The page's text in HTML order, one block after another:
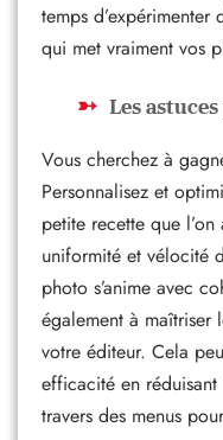
temps
qui met vraiment vos
Les
Vous cherchez à
Personnalisez et
petite recette que
uniformité et vélocité
photo s’anime avec
également à maîtriser
votre éditeur. Cela
efficacité en
travers des menus